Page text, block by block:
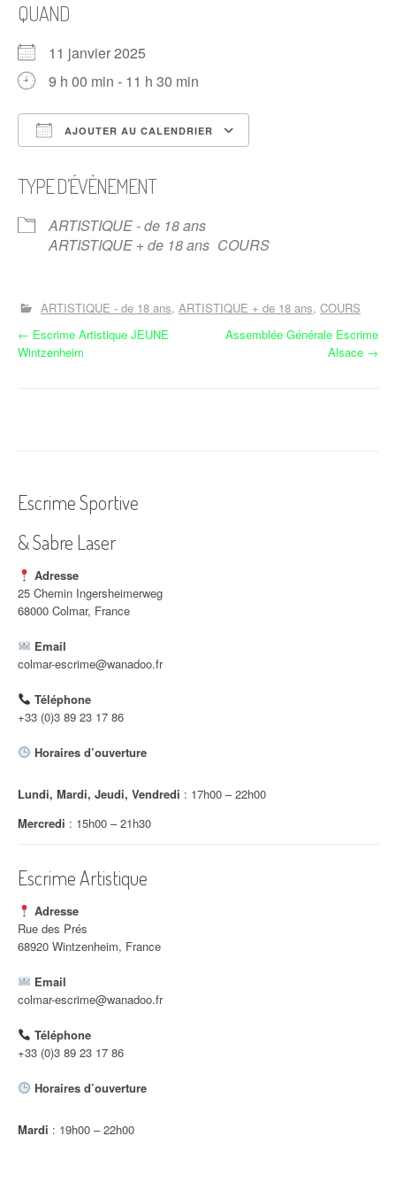
QUAND
11 janvier 2025
9 h 00 min - 11 h 30 min
AJOUTER AU CALENDRIER
TYPE D’ÉVÈNEMENT
ARTISTIQUE - de 18 ans
ARTISTIQUE + de 18 ans COURS
ARTISTIQUE - de 18 ans ARTISTIQUE + de 18 ans COURS
N
a
t
i
o
d
'
a
r
t
i
l
e
← Escrime Artistique JEUNE
Wintzenheim
Assemblée Générale Escrime
Alsace →
Escrime Sportive
& Sabre Laser
Adresse
25 Chemin Ingersheimerweg
68000 Colmar, France
Email
colmar-escrime@wanadoo.fr
Téléphone
+33 (0)3 89 23 17 86
Horaires d’ouverture
Lundi, Mardi, Jeudi, Vendredi : 17h00 – 22h00
Mercredi : 15h00 – 21h30
Escrime Artistique
Adresse
Rue des Prés
68920 Wintzenheim, France
Email
colmar-escrime@wanadoo.fr
Téléphone
+33 (0)3 89 23 17 86
Horaires d’ouverture
Mardi : 19h00 – 22h00